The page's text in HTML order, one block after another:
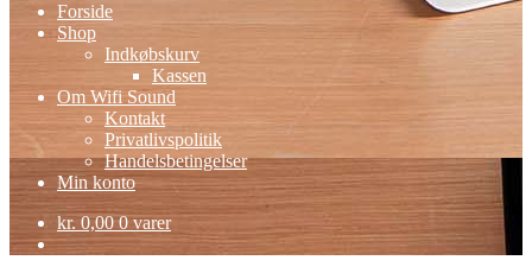
Forside
Shop
Indkøbskurv
Kassen
Om Wifi Sound
Kontakt
Privatlivspolitik
Handelsbetingelser
Min konto
kr.0,00 0 varer